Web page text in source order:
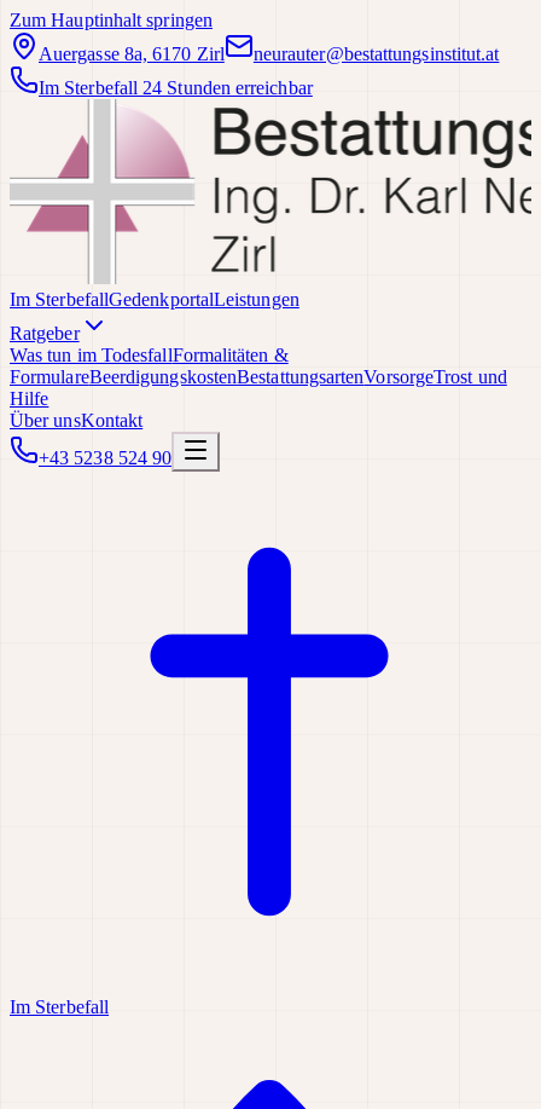
Zum Hauptinhalt springen
Auergasse 8a, 6170 Zirl
neurauter@bestattungsinstitut.at
Im Sterbefall 24 Stunden erreichbar
Im SterbefallGedenkportalLeistungen
Ratgeber
Was tun im TodesfallFormalitäten &
FormulareBeerdigungskostenBestattungsartenVorsorgeTrost und
Hilfe
Über unsKontakt
+43 5238 524 90
Im Sterbefall